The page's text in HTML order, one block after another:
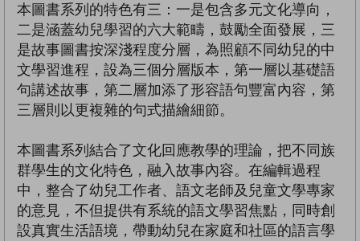
本圖書系列的特色有三：一是包含多元文化導向，
二是涵蓋幼兒學習的六大範疇，鼓勵全面發展，三
是故事圖書按深淺程度分層，為照顧不同幼兒的中
文學習進程，設為三個分層版本，第一層以基礎語
句講述故事，第二層加添了形容語句豐富內容，第
三層則以更複雜的句式描繪細節。
本圖書系列結合了文化回應教學的理論，把不同族
群學生的文化特色，融入故事內容。在編輯過程
中，整合了幼兒工作者、語文老師及兒童文學專家
的意見，不但提供有系統的語文學習焦點，同時創
設真實生活語境，帶動幼兒在家庭和社區的語言學